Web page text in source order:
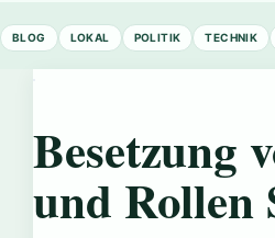
BLOG LOKAL POLITIK TECHNIK
Besetzung
und Rollen